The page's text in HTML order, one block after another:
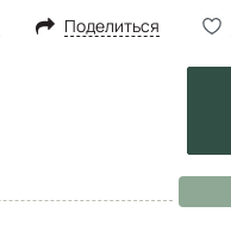
Поделиться